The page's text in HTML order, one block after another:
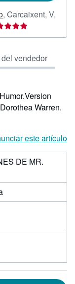
, Carcaixent, V,
vendedor
Warren.
este artículo
DE MR.